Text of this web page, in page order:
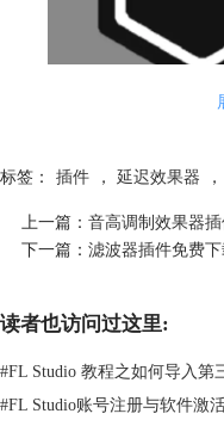
插件的界面很实用，所有控
中还存在冻结功能，在密集混
节音高移动百分比，它的音阶
有中性、快乐、悲伤、黑暗和
标签： 插件 ， 延迟效果器 ，
上一篇： 音高调制效果器
下一篇： 滤波器插件免费
读者也访问过这里:
#FL Studio 教程之如何导入第
#FL Studio账号注册与软件激